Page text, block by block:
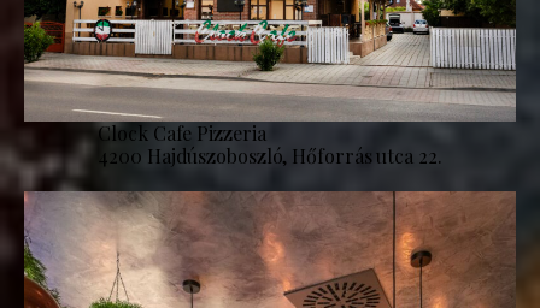
Clock Cafe Pizzeria
4200 Hajdúszoboszló, Hőforrás utca 22.